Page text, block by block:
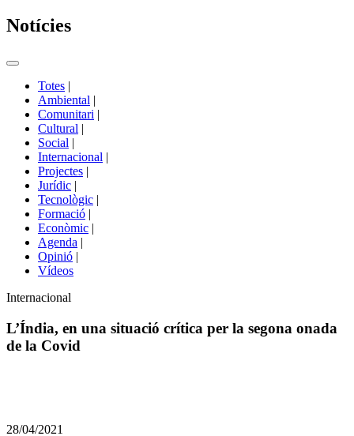
Notícies
Commutador
portals
Totes |
Ambiental |
Comunitari |
Cultural |
Social |
Internacional |
Projectes |
Jurídic |
Tecnològic |
Formació |
Econòmic |
Agenda |
Opinió |
Vídeos
Àmbit
la
notícia
Internacional
L’Índia, en una situació crítica per la segona onada
de la Covid
en
28/04/2021